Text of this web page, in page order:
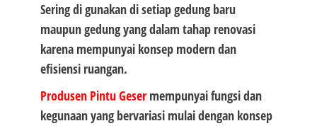
Sering di gunakan di setiap gedung baru
maupun gedung yang dalam tahap renovasi
karena mempunyai konsep modern dan
efisiensi ruangan.
Produsen Pintu Geser mempunyai fungsi dan
kegunaan yang bervariasi mulai dengan konsep